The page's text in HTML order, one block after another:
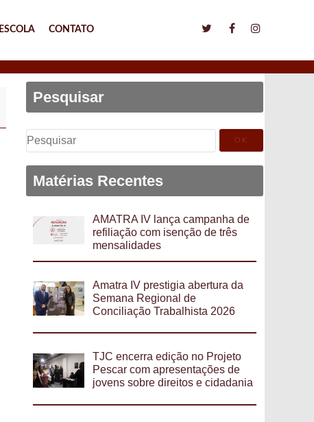
ESCOLA CONTATO
Pesquisar
Pesquisar
por:
Matérias Recentes
AMATRA IV lança campanha de
refiliação com isenção de três
mensalidades
Amatra IV prestigia abertura da
Semana Regional de
Conciliação Trabalhista 2026
TJC encerra edição no Projeto
Pescar com apresentações de
jovens sobre direitos e cidadania